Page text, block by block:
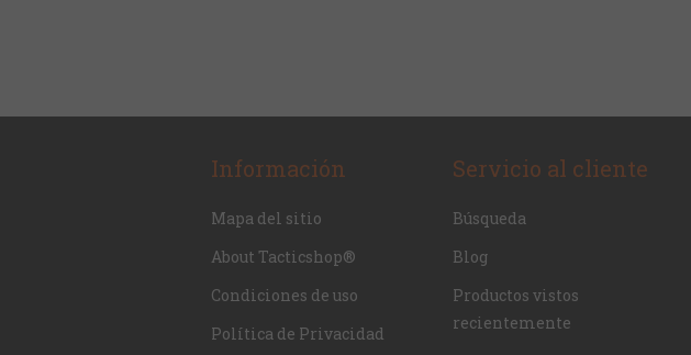
Información
Mapa del sitio
About Tacticshop®
Condiciones de uso
Política de Privacidad
Servicio al cliente
Búsqueda
Blog
Productos vistos
recientemente